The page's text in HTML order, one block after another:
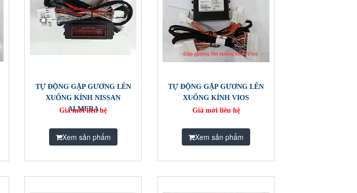
TỰ ĐỘNG GẬP GƯƠNG LÊN
XUỐNG KÍNH NISSAN
ALMERA
Giá mời liên hệ
Xem sản phẩm
TỰ ĐỘNG GẬP GƯƠNG LÊN
XUỐNG KÍNH VIOS
Giá mời liên hệ
Xem sản phẩm